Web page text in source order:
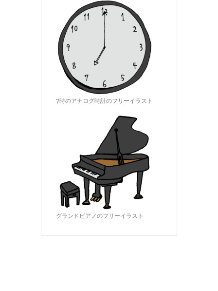
7時のアナログ時計のフリーイラスト
グランドピアノのフリーイラスト